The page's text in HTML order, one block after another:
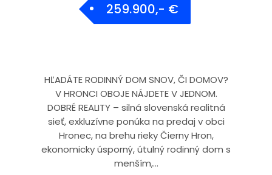
259.900,- €
HĽADÁTE RODINNÝ DOM SNOV, ČI DOMOV?
V HRONCI OBOJE NÁJDETE V JEDNOM.
DOBRÉ REALITY – silná slovenská realitná
sieť, exkluzívne ponúka na predaj v obci
Hronec, na brehu rieky Čierny Hron,
ekonomicky úsporný, útulný rodinný dom s
menším,...